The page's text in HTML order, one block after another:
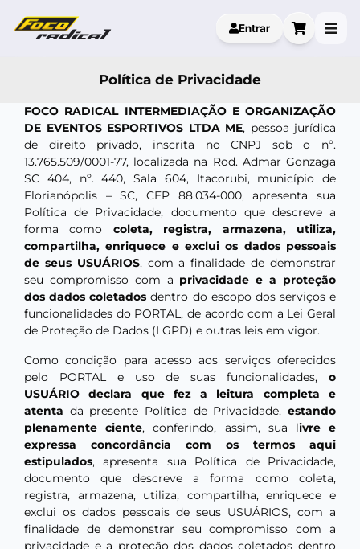
Entrar
Política de Privacidade
FOCO RADICAL INTERMEDIAÇÃO E ORGANIZAÇÃO
DE EVENTOS ESPORTIVOS LTDA ME, pessoa jurídica
de direito privado, inscrita no CNPJ sob o nº.
13.765.509/0001-77, localizada na Rod. Admar Gonzaga
SC 404, nº. 440, Sala 604, Itacorubi, município de
Florianópolis – SC, CEP 88.034-000, apresenta sua
Política de Privacidade, documento que descreve a
forma como coleta, registra, armazena, utiliza,
compartilha, enriquece e exclui os dados pessoais
de seus USUÁRIOS, com a finalidade de demonstrar
seu compromisso com a privacidade e a proteção
dos dados coletados dentro do escopo dos serviços e
funcionalidades do PORTAL, de acordo com a Lei Geral
de Proteção de Dados (LGPD) e outras leis em vigor.
Como condição para acesso aos serviços oferecidos
pelo PORTAL e uso de suas funcionalidades, o
USUÁRIO declara que fez a leitura completa e
atenta da presente Política de Privacidade, estando
plenamente ciente, conferindo, assim, sua livre e
expressa concordância com os termos aqui
estipulados, apresenta sua Política de Privacidade,
documento que descreve a forma como coleta,
registra, armazena, utiliza, compartilha, enriquece e
exclui os dados pessoais de seus USUÁRIOS, com a
finalidade de demonstrar seu compromisso com a
privacidade e a proteção dos dados coletados dentro